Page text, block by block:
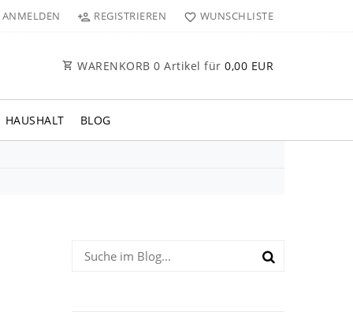
ANMELDEN REGISTRIEREN WUNSCHLISTE
WARENKORB 0 Artikel für 0,00 EUR
HAUSHALT BLOG